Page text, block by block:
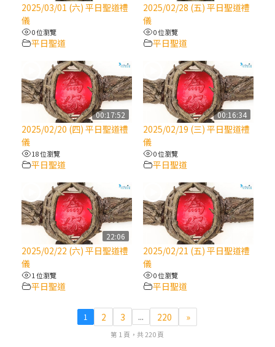
2025/10/10【萬物讚頌頌歌 – 太陽與生態音
樂會】紀念聖方濟與已逝教宗方濟各（上）
(9完結)黃敏正主教帶你做【將臨期避靜】—
匝凱的「新生命」：利他與內化
(8)黃敏正主教帶你做【將臨期避靜】—耶穌
降生成人與人同在＝「厄瑪努爾」
(7)黃敏正主教帶你做【將臨期避靜】—耶穌
降生人間，需要人的「接納」
(6)黃敏正主教帶你做【將臨期避靜】—「馬
槽」═「謙卑」
(5)黃敏正主教帶你做【將臨期避靜】—「福
傳」：講耶穌的故事
(4)黃敏正主教帶你做【將臨期避靜】—匝凱
「想看」耶穌，耶穌「走近」匝凱
2025/03/01 (六) 平日聖道禮
儀
0 位瀏覽
平日聖道
2025/02/28 (五) 平日聖道禮
儀
0 位瀏覽
平日聖道
00:17:52
2025/02/20 (四) 平日聖道禮
儀
18 位瀏覽
平日聖道
00:16:34
2025/02/19 (三) 平日聖道禮
儀
0 位瀏覽
平日聖道
22:06
2025/02/22 (六) 平日聖道禮
儀
1 位瀏覽
平日聖道
2025/02/21 (五) 平日聖道禮
儀
0 位瀏覽
平日聖道
1 2 3 ... 220 »
第 1 頁，共 220 頁